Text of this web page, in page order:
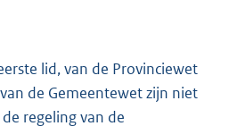
lid, van de Provinciewet
de Gemeentewet zijn niet
regeling van de